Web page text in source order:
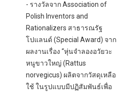
- รางวัลจาก Association of
Polish Inventors and
Rationalizers สาธารณรัฐ
โปแลนด์ (Special Award) จาก
ผลงานเรื่อง “หุ่นจำลองอวัยวะ
หนูขาวใหญ่ (Rattus
norvegicus) ผลิตจากวัสดุเหลือ
ใช้ ในรูปแบบมีปฏิสัมพันธ์เพื่อ